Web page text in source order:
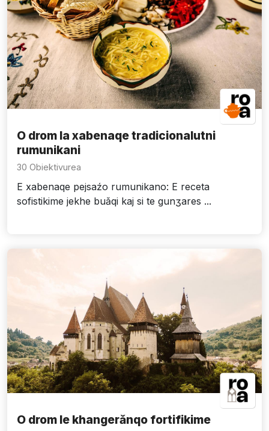
O drom la xabenaqe tradicionalutni
rumunikani
30 Obiektivurea
E xabenaqe pejsaźo rumunikano: E receta
sofistikime jekhe buǎqi kaj si te gunʒares ...
O drom le khangerǎnqo fortifikime